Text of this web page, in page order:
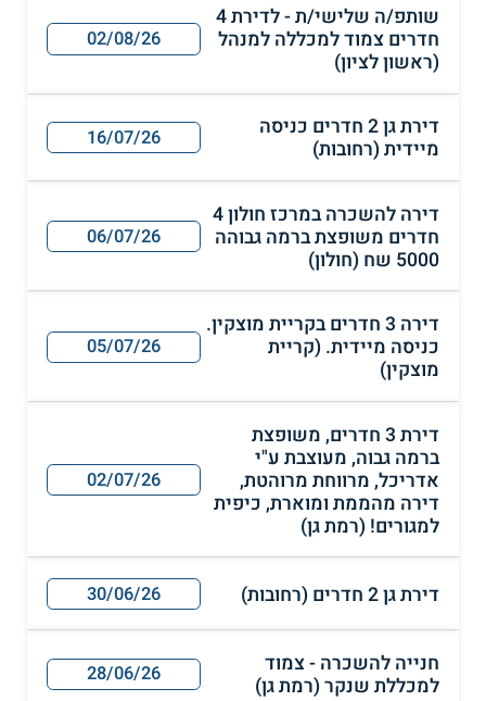
שותפ/ה שלישי/ת - לדירת 4
חדרים צמוד למכללה למנהל
(ראשון לציון)
02/08/26
דירת גן 2 חדרים כניסה
מיידית (רחובות)
16/07/26
דירה להשכרה במרכז חולון 4
חדרים משופצת ברמה גבוהה
5000 שח (חולון)
06/07/26
דירה 3 חדרים בקריית מוצקין.
כניסה מיידית. (קריית
מוצקין)
05/07/26
דירת 3 חדרים, משופצת
ברמה גבוה, מעוצבת ע"י
אדריכל, מרווחת מרוהטת,
דירה מהממת ומוארת, כיפית
למגורים! (רמת גן)
02/07/26
דירת גן 2 חדרים (רחובות) 30/06/26
חנייה להשכרה - צמוד
למכללת שנקר (רמת גן)
28/06/26